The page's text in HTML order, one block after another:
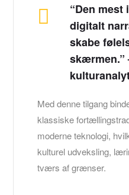
“Den mest
digitalt
skabe
skærmen.”
Med denne tilgang
klassiske
moderne teknologi,
kulturel udveksling,
tværs af grænser.